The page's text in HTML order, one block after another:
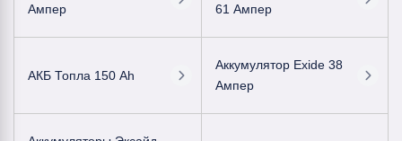
Ампер
61 Ампер
АКБ Топла 150 Ah
Аккумулятор Exide 38
Ампер